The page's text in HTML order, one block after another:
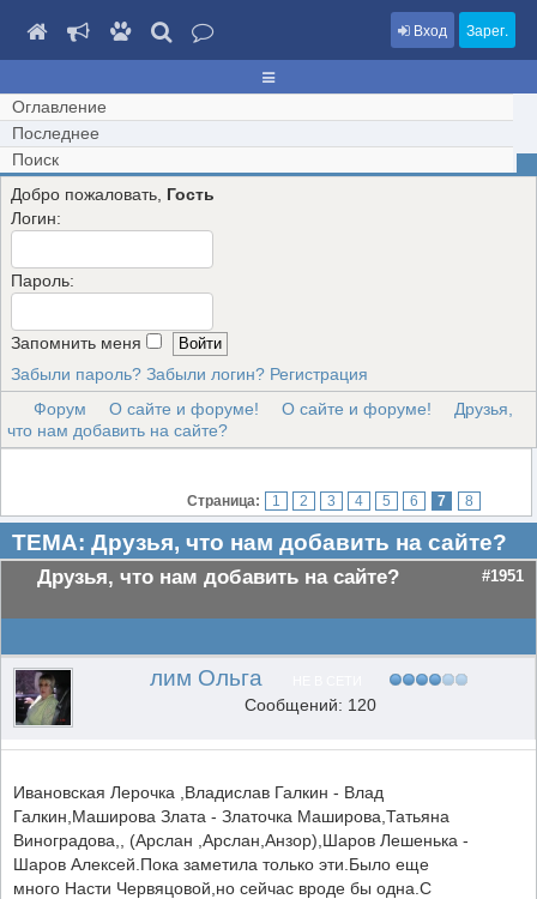
Вход Зарег.
Оглавление
Последнее
Поиск
Добро пожаловать, Гость
Логин:
Пароль:
Запомнить меня
Забыли пароль? Забыли логин? Регистрация
Форум
О сайте и форуме! О сайте и форуме!
Друзья,
что нам добавить на сайте?
Страница: 1 2 3 4 5 6 7 8
ТЕМА: Друзья, что нам добавить на сайте?
Друзья, что нам добавить на сайте? #1951
лим Ольга
Сообщений: 120
Ивановская Лерочка ,Владислав Галкин - Влад
Галкин,Маширова Злата - Златочка Маширова,Татьяна
Виноградова,, (Арслан ,Арслан,Анзор),Шаров Лешенька -
Шаров Алексей.Пока заметила только эти.Было еще
много Насти Червяцовой,но сейчас вроде бы одна.С